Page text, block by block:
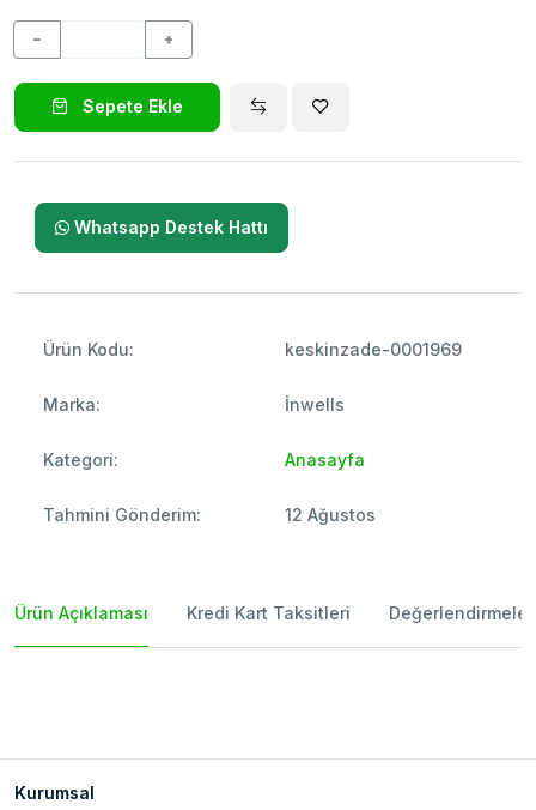
− +
Sepete Ekle
Whatsapp Destek Hattı
Ürün Kodu: keskinzade-0001969
Marka: İnwells
Kategori: Anasayfa
Tahmini Gönderim: 12 Ağustos
Ürün Açıklaması Kredi Kart Taksitleri Değerlendirmeler
Kurumsal